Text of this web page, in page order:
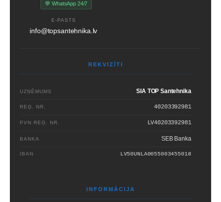
💬 WhatsApp 24/7
E-PASTS
info@topsantehnika.lv
REKVIZĪTI
UZŅĒMUMS SIA TOP Santehnika
REĢ. NR. 40203392981
PVN REĢ. NR. LV40203392981
BANKA SEB Banka
IBAN LV50UNLA0055003455018
INFORMĀCIJA